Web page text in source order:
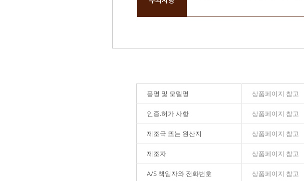
품명 및 모델명 상품페이지 참고
인증.허가 사항 상품페이지 참고
제조국 또는 원산지 상품페이지 참고
제조자 상품페이지 참고
A/S 책임자와 전화번호 상품페이지 참고